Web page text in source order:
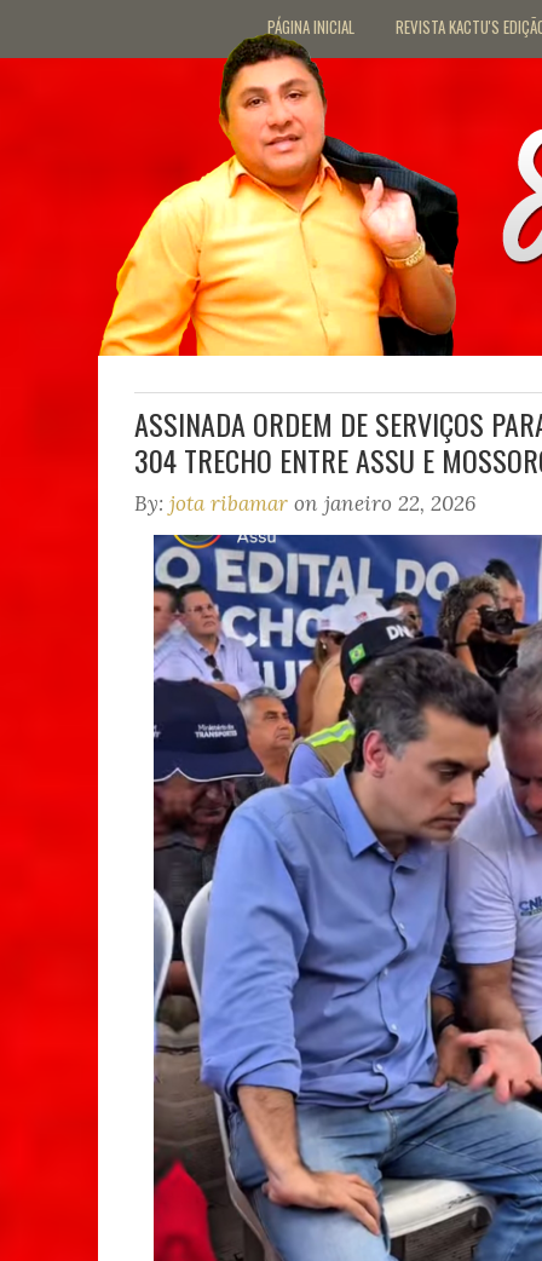
PÁGINA INICIAL REVISTA KACTU'S
ASSINADA ORDEM DE SERVIÇOS
304 TRECHO ENTRE ASSU E
By: jota ribamar on janeiro 22, 2026